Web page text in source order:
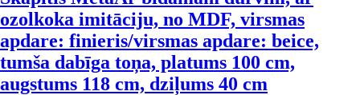
ozolkoka imitāciju, no MDF, virsmas
apdare: finieris/virsmas apdare: beice,
tumša dabīga toņa, platums 100 cm,
augstums 118 cm, dziļums 40 cm